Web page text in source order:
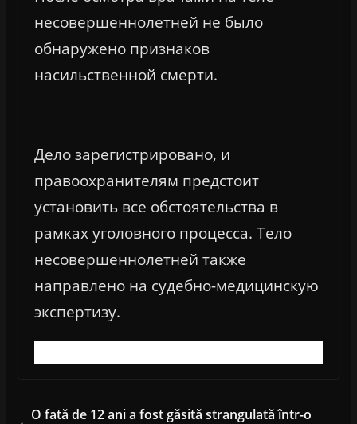
несовершеннолетней не было
обнаружено признаков
насильственной смерти.
Дело зарегистрировано, и
правоохранителям предстоит
установить все обстоятельства в
рамках уголовного процесса. Тело
несовершеннолетней также
направлено на судебно-медицинскую
экспертизу.
O fată de 12 ani a fost găsită strangulată într-o